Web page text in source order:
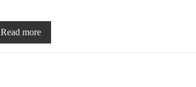
Read more